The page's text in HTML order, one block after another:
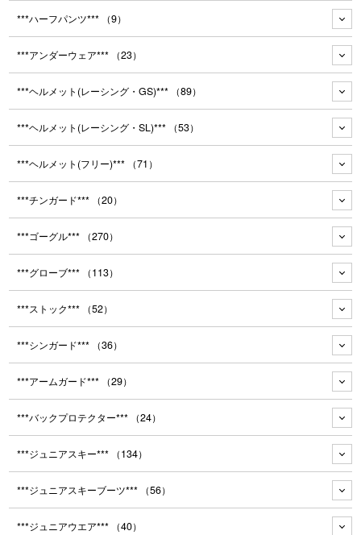
***ハーフパンツ*** （9）
***アンダーウェア*** （23）
***ヘルメット(レーシング・GS)*** （89）
***ヘルメット(レーシング・SL)*** （53）
***ヘルメット(フリー)*** （71）
***チンガード*** （20）
***ゴーグル*** （270）
***グローブ*** （113）
***ストック*** （52）
***シンガード*** （36）
***アームガード*** （29）
***バックプロテクター*** （24）
***ジュニアスキー*** （134）
***ジュニアスキーブーツ*** （56）
***ジュニアウエア*** （40）